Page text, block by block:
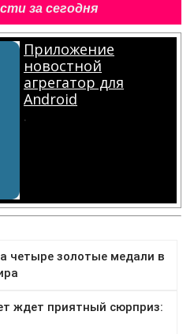
за сегодня
Приложение
новостной
агрегатор для
Android
.